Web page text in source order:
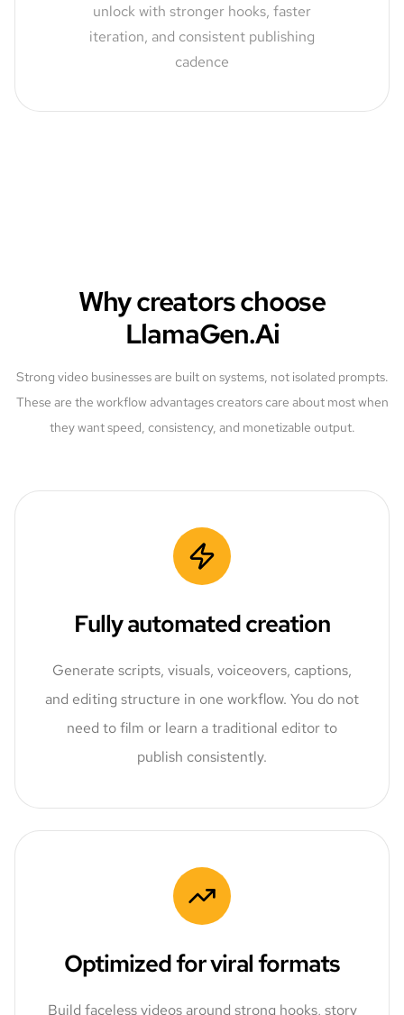
unlock with stronger hooks, faster
iteration, and consistent publishing
cadence
Why creators choose
LlamaGen.Ai
Strong video businesses are built on systems, not isolated prompts.
These are the workflow advantages creators care about most when
they want speed, consistency, and monetizable output.
Fully automated creation
Generate scripts, visuals, voiceovers, captions,
and editing structure in one workflow. You do not
need to film or learn a traditional editor to
publish consistently.
Optimized for viral formats
Build faceless videos around strong hooks, story